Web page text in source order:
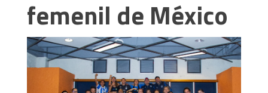
femenil de México